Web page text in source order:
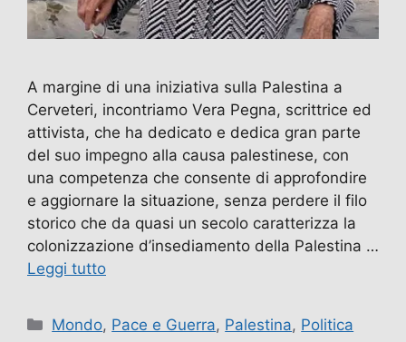
A margine di una iniziativa sulla Palestina a
Cerveteri, incontriamo Vera Pegna, scrittrice ed
attivista, che ha dedicato e dedica gran parte
del suo impegno alla causa palestinese, con
una competenza che consente di approfondire
e aggiornare la situazione, senza perdere il filo
storico che da quasi un secolo caratterizza la
colonizzazione d’insediamento della Palestina …
Leggi tutto
Categorie
Mondo, Pace e Guerra, Palestina, Politica